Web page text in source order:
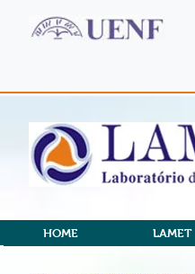
HOME LAMET